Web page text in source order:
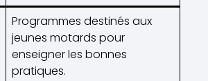
Programmes destinés aux
jeunes motards pour
enseigner les bonnes
pratiques.